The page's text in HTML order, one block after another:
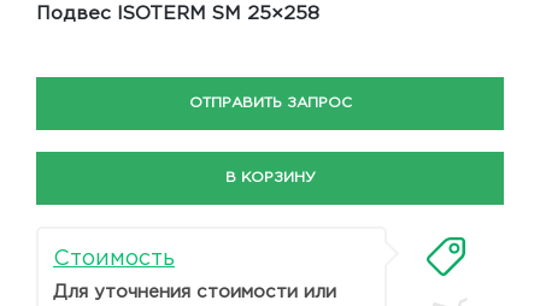
Подвес ISOTERM SM 25×258
ОТПРАВИТЬ ЗАПРОС
В КОРЗИНУ
Стоимость
Для уточнения стоимости или